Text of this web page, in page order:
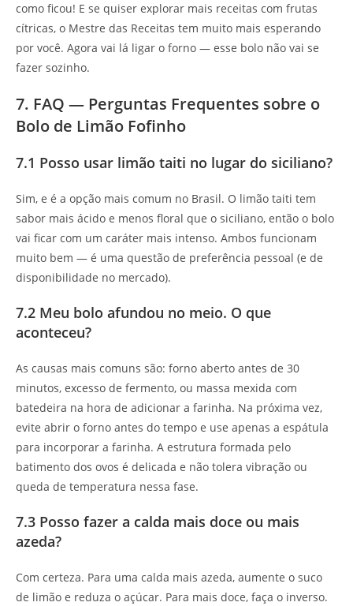
como ficou! E se quiser explorar mais receitas com frutas
cítricas, o Mestre das Receitas tem muito mais esperando
por você. Agora vai lá ligar o forno — esse bolo não vai se
fazer sozinho.
7. FAQ — Perguntas Frequentes sobre o
Bolo de Limão Fofinho
7.1 Posso usar limão taiti no lugar do siciliano?
Sim, e é a opção mais comum no Brasil. O limão taiti tem
sabor mais ácido e menos floral que o siciliano, então o bolo
vai ficar com um caráter mais intenso. Ambos funcionam
muito bem — é uma questão de preferência pessoal (e de
disponibilidade no mercado).
7.2 Meu bolo afundou no meio. O que
aconteceu?
As causas mais comuns são: forno aberto antes de 30
minutos, excesso de fermento, ou massa mexida com
batedeira na hora de adicionar a farinha. Na próxima vez,
evite abrir o forno antes do tempo e use apenas a espátula
para incorporar a farinha. A estrutura formada pelo
batimento dos ovos é delicada e não tolera vibração ou
queda de temperatura nessa fase.
7.3 Posso fazer a calda mais doce ou mais
azeda?
Com certeza. Para uma calda mais azeda, aumente o suco
de limão e reduza o açúcar. Para mais doce, faça o inverso.